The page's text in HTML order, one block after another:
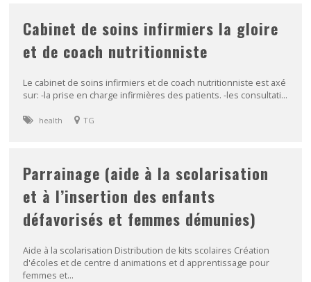
Cabinet de soins infirmiers la gloire
et de coach nutritionniste
Le cabinet de soins infirmiers et de coach nutritionniste est axé
sur: -la prise en charge infirmières des patients. -les consultati...
health TG
Parrainage (aide à la scolarisation
et à l’insertion des enfants
défavorisés et femmes démunies)
Aide à la scolarisation Distribution de kits scolaires Création
d'écoles et de centre d animations et d apprentissage pour
femmes et...